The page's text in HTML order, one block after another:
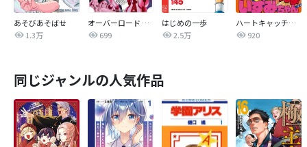
あそびあそばせ
1.3万
オーバーロード 不死者のOh!
699
はじめの一歩
2.5万
ハートキャッチいずみちゃん
920
同じジャンルの人気作品